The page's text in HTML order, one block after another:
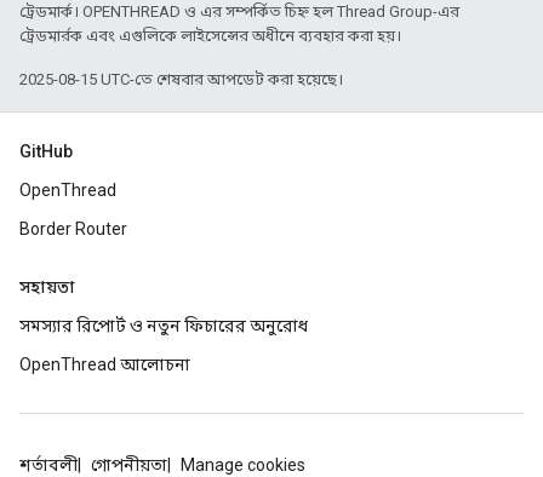
ট্রেডমার্ক। OPENTHREAD ও এর সম্পর্কিত চিহ্ন হল Thread Group-এর
ট্রেডমার্রক এবং এগুলিকে লাইসেন্সের অধীনে ব্যবহার করা হয়।
2025-08-15 UTC-তে শেষবার আপডেট করা হয়েছে।
GitHub
OpenThread
Border Router
সহায়তা
সমস্যার রিপোর্ট ও নতুন ফিচারের অনুরোধ
OpenThread আলোচনা
শর্তাবলী গোপনীয়তা Manage cookies